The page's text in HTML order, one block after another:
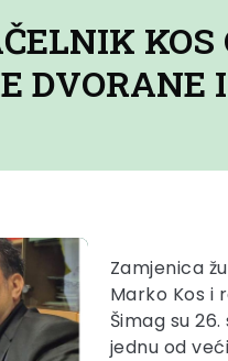
KOS
DVORANE
Zamjenica
Marko Kos i
Šimag su
jednu od